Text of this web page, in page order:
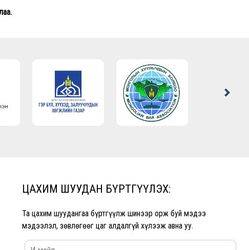
ЦАХИМ ШУУДАН БҮРТГҮҮЛЭХ:
Та цахим шуудангаа бүртгүүлж шинээр орж буй мэдээ
мэдээлэл, зөвлөгөөг цаг алдалгүй хүлээж авна уу.